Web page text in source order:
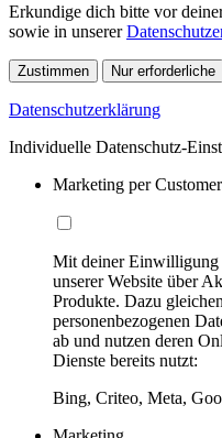
Erkundige dich bitte vor
sowie in unserer
Zustimmen Nur erforderliche
Datenschutzerklärung
Individuelle Datenschutz-
Marketing per
Mit deiner Einwilligung
unserer Website über
Produkte. Dazu
personenbezogenen
ab und nutzen deren
Dienste bereits nutzt:
Bing, Criteo, Meta,